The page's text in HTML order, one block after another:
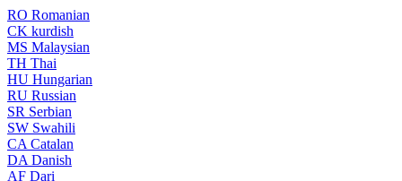
RO Romanian
CK kurdish
MS Malaysian
TH Thai
HU Hungarian
RU Russian
SR Serbian
SW Swahili
CA Catalan
DA Danish
AF Dari